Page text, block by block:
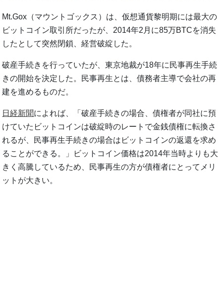
Mt.Gox（マウントゴックス）は、仮想通貨黎明期には最大の
ビットコイン取引所だったが、2014年2月に85万BTCを消失
したとして突然閉鎖、経営破綻した。
破産手続きを行っていたが、東京地裁が18年に民事再生手続
きの開始を決定した。民事再生とは、債務者主導で会社の再
建を進めるものだ。
日経新聞によれば、「破産手続きの場合、債権者が同社に預
けていたビットコインは破綻時のレートで金銭債権に転換さ
れるが、民事再生手続きの場合はビットコインの返還を求め
ることができる。」ビットコイン価格は2014年当時よりも大
きく高騰しているため、民事再生の方が債権者にとってメリ
ットが大きい。